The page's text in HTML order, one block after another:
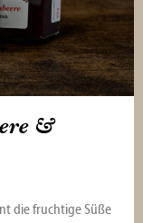
&
die fruchtige Süße